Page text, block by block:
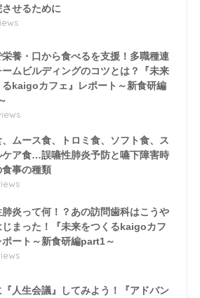
させるために
養・口から食べるを支援！多職種連
ムビルディングのコツとは？『未来
るkaigoカフェ』レポート～新食研編
、ムース食、トロミ食、ソフト食、ス
ケア食…誤嚥性肺炎予防と嚥下障害時
事の種類
炎って何！？あの訪問歯科はこうや
じまった！『未来をつくるkaigoカフ
ポート～新食研編part1～
人生会議』してみよう！『アドバン